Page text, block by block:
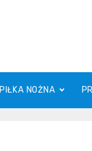
PIŁKA NOŻNA